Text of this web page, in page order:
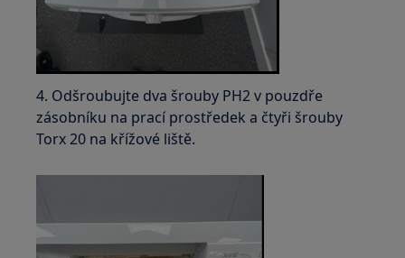
4. Odšroubujte dva šrouby PH2 v pouzdře
zásobníku na prací prostředek a čtyři šrouby
Torx 20 na křížové liště.